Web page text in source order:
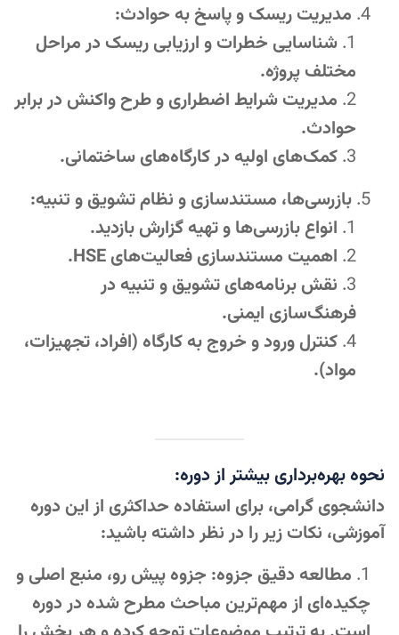
مدیریت ریسک و پاسخ به حوادث:
شناسایی خطرات و ارزیابی ریسک در مراحل
مختلف پروژه.
مدیریت شرایط اضطراری و طرح واکنش در برابر
حوادث.
کمک‌های اولیه در کارگاه‌های ساختمانی.
بازرسی‌ها، مستندسازی و نظام تشویق و تنبیه:
انواع بازرسی‌ها و تهیه گزارش بازدید.
اهمیت مستندسازی فعالیت‌های HSE.
نقش برنامه‌های تشویق و تنبیه در
فرهنگ‌سازی ایمنی.
کنترل ورود و خروج به کارگاه (افراد، تجهیزات،
مواد).
نحوه بهره‌برداری بیشتر از دوره:
دانشجوی گرامی، برای استفاده حداکثری از این دوره
آموزشی، نکات زیر را در نظر داشته باشید:
مطالعه دقیق جزوه: جزوه پیش رو، منبع اصلی و
چکیده‌ای از مهم‌ترین مباحث مطرح شده در دوره